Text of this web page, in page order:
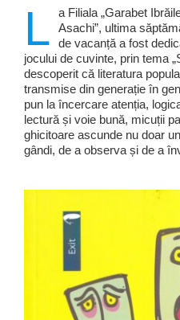
L
a Filiala „Garabet
Asachi”, ultima
de vacanță a fost
jocului de cuvinte, prin tema
descoperit că literatura
transmise din generație în
pun la încercare atenția,
lectură și voie bună, micuții
ghicitoare ascunde nu doar
gândi, de a observa și de a